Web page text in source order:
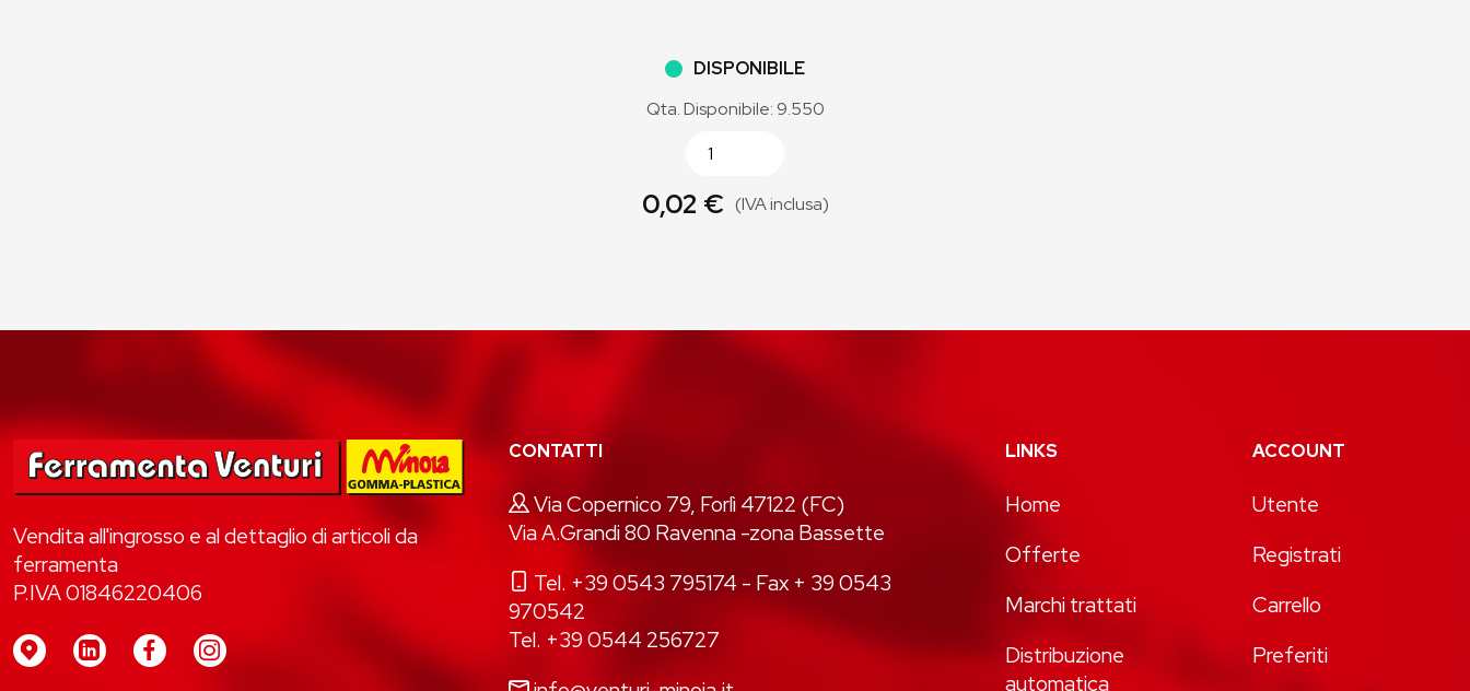
DISPONIBILE
Qta. Disponibile: 9.550
0,02 € (IVA inclusa)
Vendita all'ingrosso e al dettaglio di articoli da
ferramenta
P.IVA 01846220406
CONTATTI
Via Copernico 79, Forlì 47122 (FC)
Via A.Grandi 80 Ravenna -zona Bassette
Tel. +39 0543 795174 - Fax + 39 0543
970542
Tel. +39 0544 256727
LINKS
Home
Offerte
Marchi trattati
Distribuzione
automatica
ACCOUNT
Utente
Registrati
Carrello
Preferiti